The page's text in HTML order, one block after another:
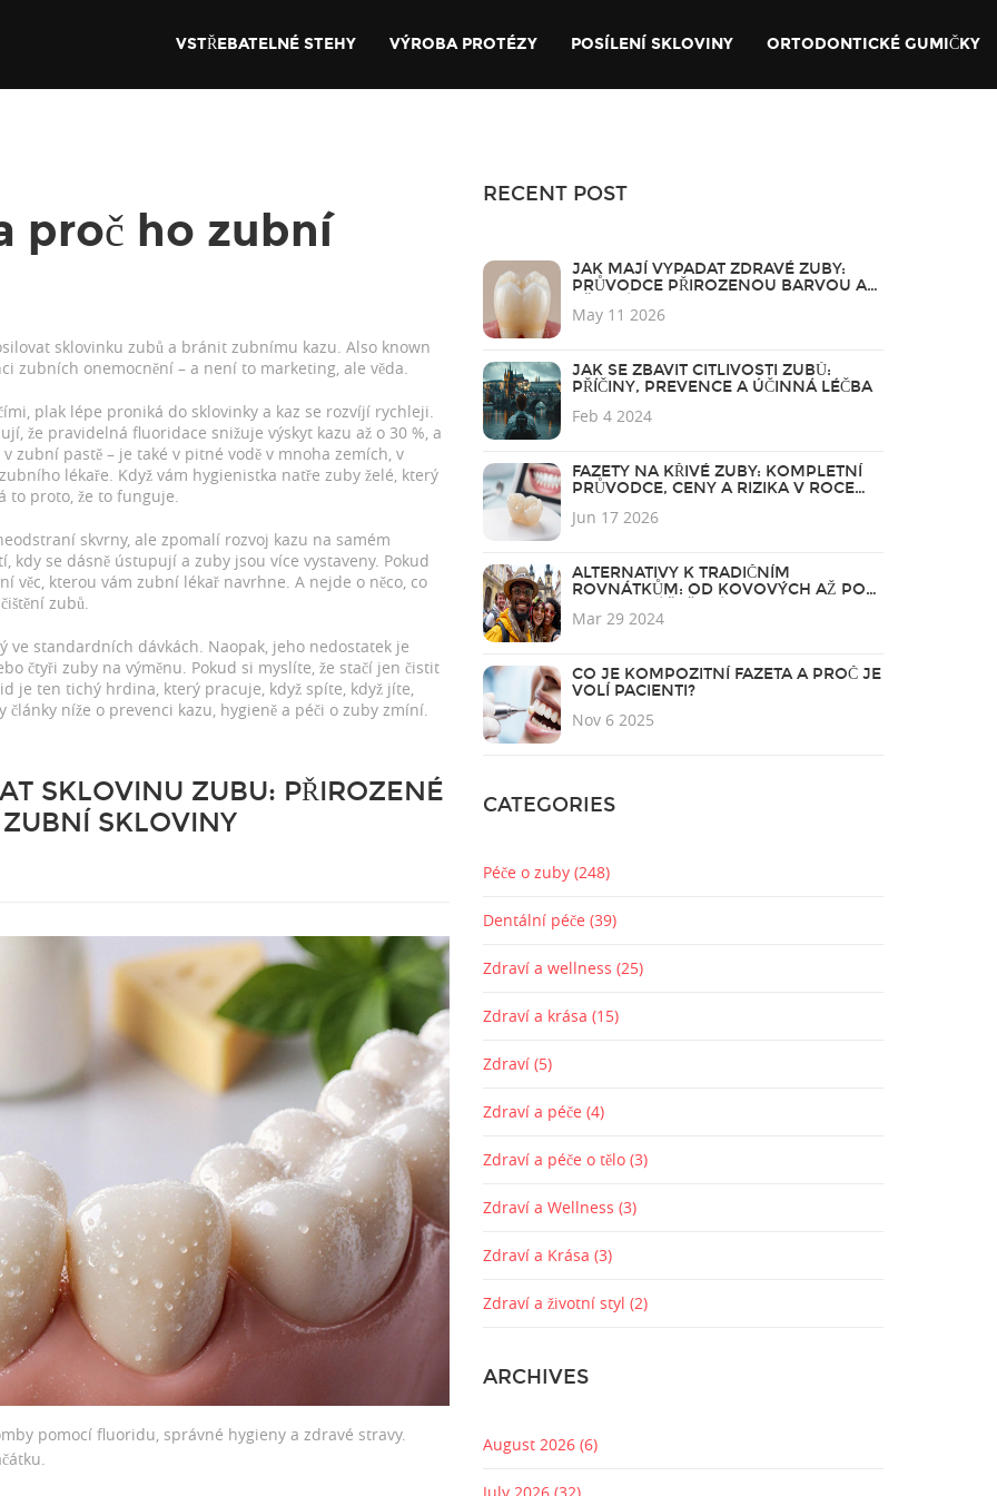
VSTŘEBATELNÉ STEHY VÝROBA PROTÉZY POSÍLENÍ SKLOVINY ORTODONTICKÉ GUMIČKY
proč ho zubní
sklovinku zubů a bránit zubnímu kazu. Also known
zubních onemocnění – a není to marketing, ale věda.
plak lépe proniká do sklovinky a kaz se rozvíjí rychleji.
že pravidelná fluoridace snižuje výskyt kazu až o 30 %, a
pastě – je také v pitné vodě v mnoha zemích, v
lékaře. Když vám hygienistka natře zuby želé, který
to proto, že to funguje.
skvrny, ale zpomalí rozvoj kazu na samém
se dásně ústupují a zuby jsou více vystaveny. Pokud
věc, kterou vám zubní lékař navrhne. A nejde o něco, co
zubů.
ve standardních dávkách. Naopak, jeho nedostatek je
čtyři zuby na výměnu. Pokud si myslíte, že stačí jen čistit
je ten tichý hrdina, který pracuje, když spíte, když jíte,
níže o prevenci kazu, hygieně a péči o zuby zmíní.
SKLOVINU ZUBU: PŘIROZENÉ
SKLOVINY
pomocí fluoridu, správné hygieny a zdravé stravy.
RECENT POST
JAK MAJÍ VYPADAT ZDRAVÉ ZUBY:
PRŮVODCE PŘIROZENOU BARVOU A
May 11 2026
JAK SE ZBAVIT CITLIVOSTI ZUBŮ:
PŘÍČINY, PREVENCE A ÚČINNÁ LÉČBA
Feb 4 2024
FAZETY NA KŘIVÉ ZUBY: KOMPLETNÍ
PRŮVODCE, CENY A RIZIKA V ROCE
Jun 17 2026
ALTERNATIVY K TRADIČNÍM
ROVNÁTKŮM: OD KOVOVÝCH AŽ PO
Mar 29 2024
CO JE KOMPOZITNÍ FAZETA A PROČ JE
VOLÍ PACIENTI?
Nov 6 2025
CATEGORIES
Péče o zuby (248)
Dentální péče (39)
Zdraví a wellness (25)
Zdraví a krása (15)
Zdraví (5)
Zdraví a péče (4)
Zdraví a péče o tělo (3)
Zdraví a Wellness (3)
Zdraví a Krása (3)
Zdraví a životní styl (2)
ARCHIVES
August 2026 (6)